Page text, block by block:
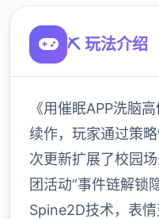
⛏️ 玩法介绍
《用催眠APP洗脑
续作，玩家通过策
次更新扩展了校园
团活动”事件链解锁
Spine2D技术，表